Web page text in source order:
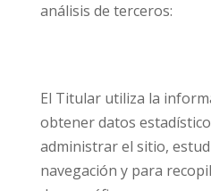
análisis de terceros:
El Titular utiliza la
obtener datos
administrar el sitio,
navegación y para